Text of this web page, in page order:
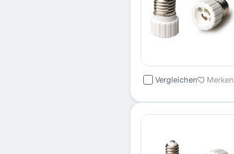
Vergleichen Merken